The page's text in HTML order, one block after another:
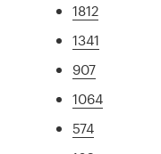
1812
1341
907
1064
574